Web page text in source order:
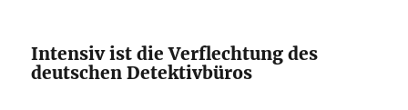
Intensiv ist die Verflechtung des
deutschen Detektivbüros